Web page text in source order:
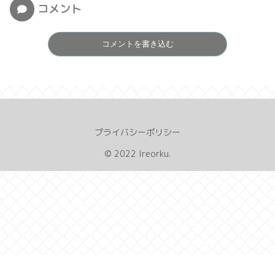
コメント
コメントを書き込む
プライバシーポリシー
© 2022 Ireorku.